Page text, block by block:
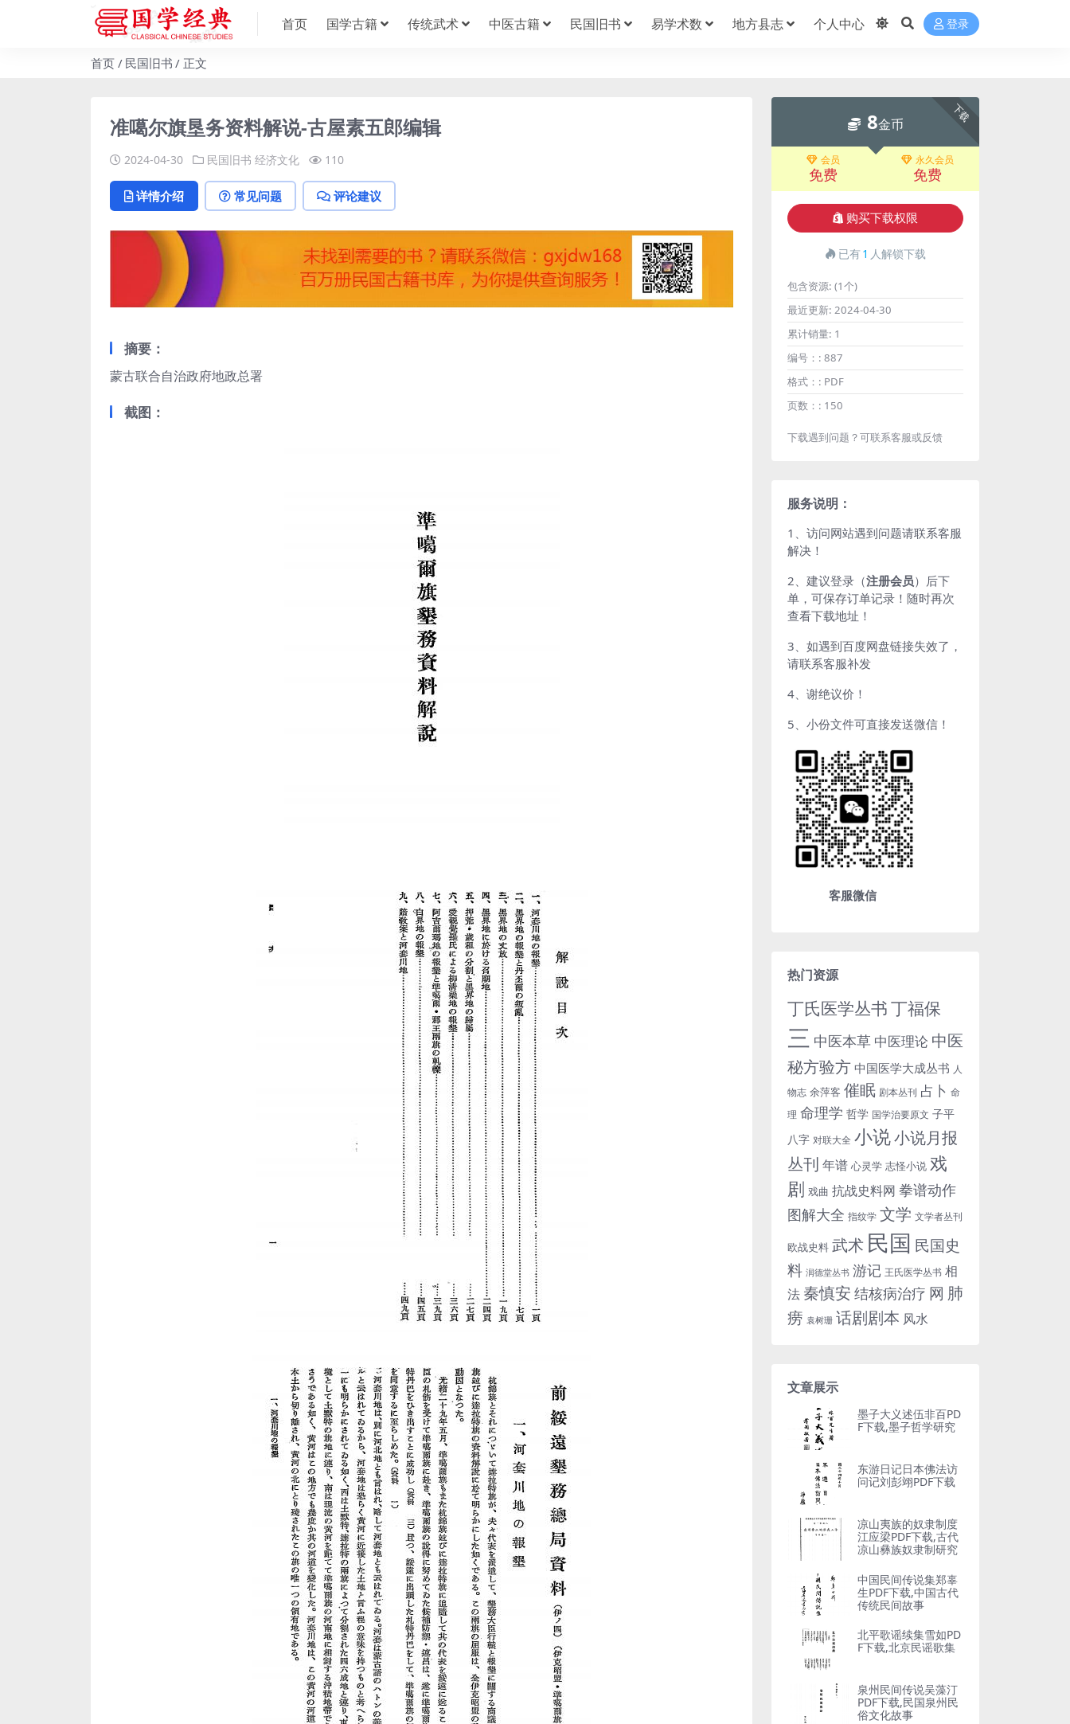
首页 国学古籍 传统武术 中医古籍 民国旧书 易学术数 地方县志 个人中心 登录
首页 民国旧书 正文
准噶尔旗垦务资料解说-古屋素五郎编辑
2024-04-30 民国旧书 经济文化 110
详情介绍 常见问题 评论建议
摘要：
蒙古联合自治政府地政总署
截图：
下载
8金币
会员
免费
永久会员
免费
购买下载权限
已有1 人解锁下载
包含资源: (1个)
最近更新: 2024-04-30
累计销量: 1
编号：: 887
格式：: PDF
页数：: 150
下载遇到问题？可联系客服或反馈
服务说明：
1、访问网站遇到问题请联系客服
解决！
2、建议登录（注册会员）后下
单，可保存订单记录！随时再次
查看下载地址！
3、如遇到百度网盘链接失效了，
请联系客服补发
4、谢绝议价！
5、小份文件可直接发送微信！
客服微信
热门资源
丁氏医学丛书丁福保
三 中医本草 中医理论 中医
秘方验方 中国医学大成丛书 人
物志 余萍客 催眠 剧本丛刊 占卜 命
理 命理学 哲学 国学治要原文 子平
八字 对联大全 小说小说月报
丛刊 年谱 心灵学 志怪小说 戏
剧 戏曲 抗战史料网 拳谱动作
图解大全 指纹学 文学 文学者丛刊
欧战史料 武术 民国 民国史
料 润德堂丛书 游记 王氏医学丛书 相
法 秦慎安 结核病治疗 网 肺
痨 袁树珊 话剧剧本 风水
文章展示
墨子大义述伍非百PD
F下载,墨子哲学研究
东游日记日本佛法访
问记刘彭翊PDF下载
凉山夷族的奴隶制度
江应梁PDF下载,古代
凉山彝族奴隶制研究
中国民间传说集郑辜
生PDF下载,中国古代
传统民间故事
北平歌谣续集雪如PD
F下载,北京民谣歌集
泉州民间传说吴藻汀
PDF下载,民国泉州民
俗文化故事